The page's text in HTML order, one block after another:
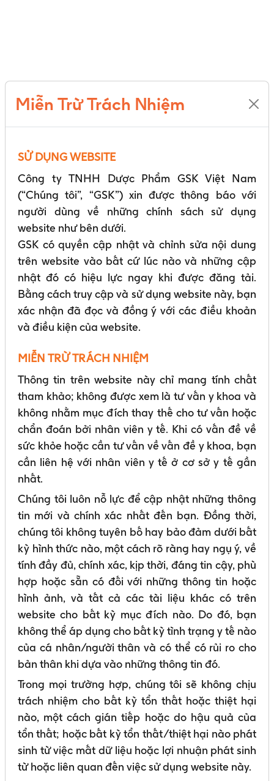
Phòng
Nam
TNHH
Phẩm
GSK
Việt
Nam
Trang chủ
Trang tập đoàn GSK
Sơ đồ trang
Quy định sử dụng
Thông báo về quyền riêng tư
Chính sách Cookies
Miễn Trừ Trách Nhiệm
SỬ DỤNG WEBSITE
Công ty TNHH Dược Phẩm GSK Việt Nam
(“Chúng tôi”, “GSK”) xin được thông báo với
người dùng về những chính sách sử dụng
website như bên dưới.
GSK có quyền cập nhật và chỉnh sửa nội dung
trên website vào bất cứ lúc nào và những cập
nhật đó có hiệu lực ngay khi được đăng tải.
Bằng cách truy cập và sử dụng website này, bạn
xác nhận đã đọc và đồng ý với các điều khoản
và điều kiện của website.
MIỄN TRỪ TRÁCH NHIỆM
Thông tin trên website này chỉ mang tính chất
tham khảo; không được xem là tư vấn y khoa và
không nhằm mục đích thay thế cho tư vấn hoặc
chẩn đoán bởi nhân viên y tế. Khi có vấn đề về
sức khỏe hoặc cần tư vấn về vấn đề y khoa, bạn
cần liên hệ với nhân viên y tế ở cơ sở y tế gần
nhất.
Chúng tôi luôn nỗ lực để cập nhật những thông
tin mới và chính xác nhất đến bạn. Đồng thời,
chúng tôi không tuyên bố hay bảo đảm dưới bất
kỳ hình thức nào, một cách rõ ràng hay ngụ ý, về
tính đầy đủ, chính xác, kịp thời, đáng tin cậy, phù
hợp hoặc sẵn có đối với những thông tin hoặc
hình ảnh, và tất cả các tài liệu khác có trên
website cho bất kỳ mục đích nào. Do đó, bạn
không thể áp dụng cho bất kỳ tình trạng y tế nào
của cá nhân/người thân và có thể có rủi ro cho
bản thân khi dựa vào những thông tin đó.
Trong mọi trường hợp, chúng tôi sẽ không chịu
trách nhiệm cho bất kỳ tổn thất hoặc thiệt hại
nào, một cách gián tiếp hoặc do hậu quả của
tổn thất; hoặc bất kỳ tổn thất/thiệt hại nào phát
sinh từ việc mất dữ liệu hoặc lợi nhuận phát sinh
từ hoặc liên quan đến việc sử dụng website này.